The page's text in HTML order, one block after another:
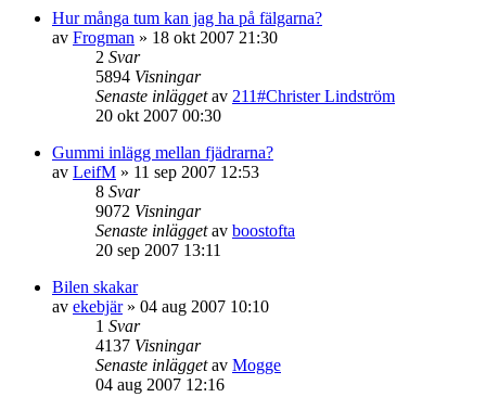
Hur många tum kan jag ha på fälgarna?
av Frogman » 18 okt 2007 21:30
2 Svar
5894 Visningar
Senaste inläggetav 211#Christer Lindström
20 okt 2007 00:30
Gummi inlägg mellan fjädrarna?
av LeifM » 11 sep 2007 12:53
8 Svar
9072 Visningar
Senaste inläggetav boostofta
20 sep 2007 13:11
Bilen skakar
av ekebjär» 04 aug 2007 10:10
1 Svar
4137 Visningar
Senaste inläggetav Mogge
04 aug 2007 12:16